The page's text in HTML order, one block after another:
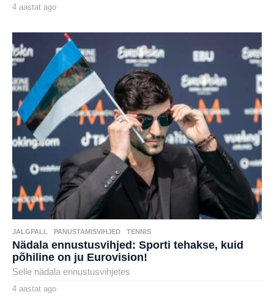
karlj
4 aastat ago
s
a
t
g
o
JALGPALL ,PANUSTAMISVIHJED ,TENNIS
Nädala ennustusvihjed: Sporti tehakse, kuid
põhiline on ju Eurovision!
Selle nädala ennustusvihjetes
4 aastat ago